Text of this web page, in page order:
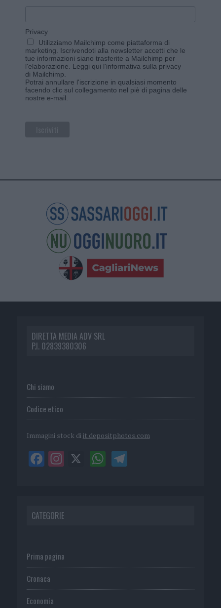
Privacy
Utilizziamo Mailchimp come piattaforma di
marketing. Iscrivendoti alla newsletter accetti che le
tue informazioni siano trasferite a Mailchimp per
l'elaborazione. Leggi qui l'informativa sulla privacy
di Mailchimp
Potrai annullare l'iscrizione in qualsiasi momento
facendo clic sul collegamento nel piè di pagina delle
nostre e-mail.
DIRETTA MEDIA ADV SRL
P.I. 02839380306
Chi siamo
Codice etico
Immagini stock di it.depositphotos.com
CATEGORIE
Prima pagina
Cronaca
Economia